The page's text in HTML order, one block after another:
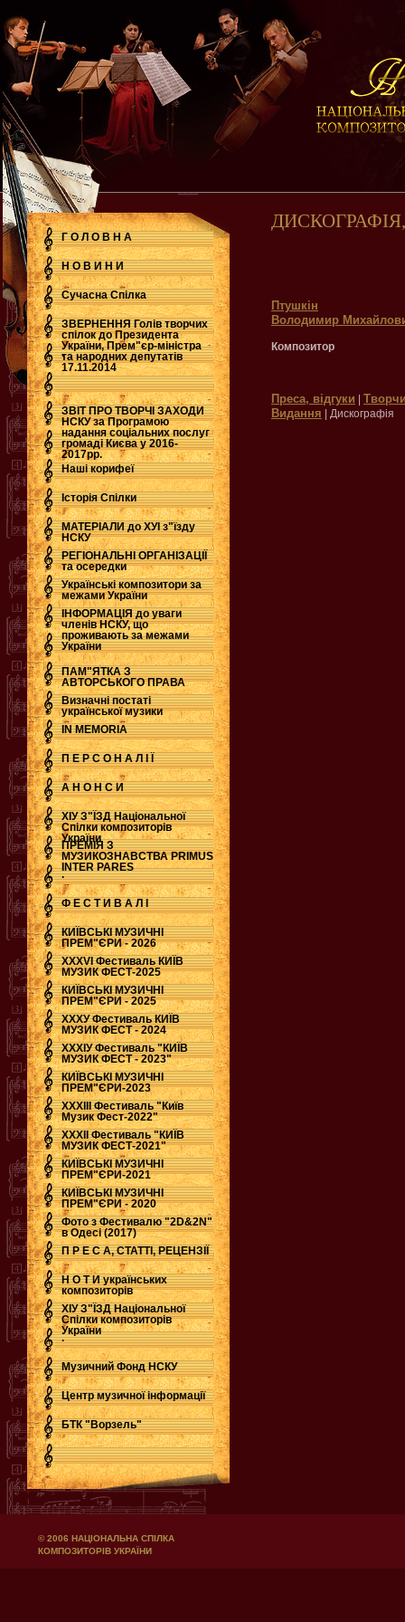
Г О Л О В Н А
Н О В И Н И
Сучасна Cпілка
ЗВЕРНЕННЯ Голів творчих
спілок до Президента
України, Прем"єр-міністра
та народних депутатів
17.11.2014
.
ЗВІТ ПРО ТВОРЧІ ЗАХОДИ
НСКУ за Програмою
надання соціальних послуг
громаді Києва у 2016-
2017рр.
.
Наші корифеї
Історія Спілки
МАТЕРІАЛИ до ХУІ з"їзду
НСКУ
РЕГІОНАЛЬНІ ОРГАНІЗАЦІЇ
та осередки
Українські композитори за
межами України
ІНФОРМАЦІЯ до уваги
членів НСКУ, що
проживають за межами
України
ПАМ"ЯТКА З
АВТОРСЬКОГО ПРАВА
Визначні постаті
української музики
IN MEMORIA
П Е Р С О Н А Л І Ї
А Н О Н С И
ХІУ З"ЇЗД Національної
Спілки композиторів
України
ПРЕМІЯ З
МУЗИКОЗНАВСТВА PRIMUS
INTER PARES
.
Ф Е С Т И В А Л І
КИЇВСЬКІ МУЗИЧНІ
ПРЕМ"ЄРИ - 2026
ХХХVI Фестиваль КИЇВ
МУЗИК ФЕСТ-2025
КИЇВСЬКІ МУЗИЧНІ
ПРЕМ"ЄРИ - 2025
ХХХУ Фестиваль КИЇВ
МУЗИК ФЕСТ - 2024
ХХХІУ Фестиваль "КИЇВ
МУЗИК ФЕСТ - 2023"
КИЇВСЬКІ МУЗИЧНІ
ПРЕМ"ЄРИ-2023
ХХХІІІ Фестиваль "Київ
Музик Фест-2022"
ХХХІІ Фестиваль "КИЇВ
МУЗИК ФЕСТ-2021"
КИЇВСЬКІ МУЗИЧНІ
ПРЕМ"ЄРИ-2021
КИЇВСЬКІ МУЗИЧНІ
ПРЕМ"ЄРИ - 2020
Фото з Фестивалю "2D&2N"
в Одесі (2017)
П Р Е С А, СТАТТІ, РЕЦЕНЗІЇ
Н О Т И українських
композиторів
ХІУ З"ЇЗД Національної
Спілки композиторів
України
.
Музичний Фонд НСКУ
Центр музичної інформації
БТК "Ворзель"
Птушкін
Володимир
Композитор
Преса, відгуки
Видання | Дискографія
© 2006 НАЦІОНАЛЬНА СПІЛКА
КОМПОЗИТОРІВ УКРАЇНИ